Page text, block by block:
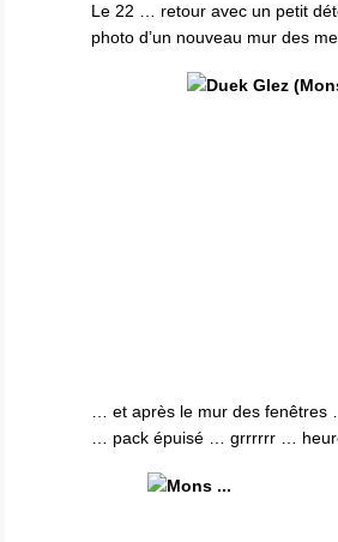
Le 22 … retour avec un petit
photo d’un nouveau mur des
… et après le mur des fenêtres
… pack épuisé … grrrrrr …